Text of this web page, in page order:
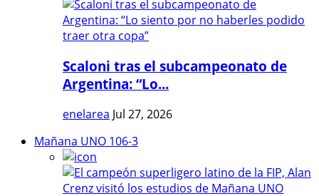
Scaloni tras el subcampeonato de
Argentina: “Lo...
enelarea Jul 27, 2026
Mañana UNO 106-3